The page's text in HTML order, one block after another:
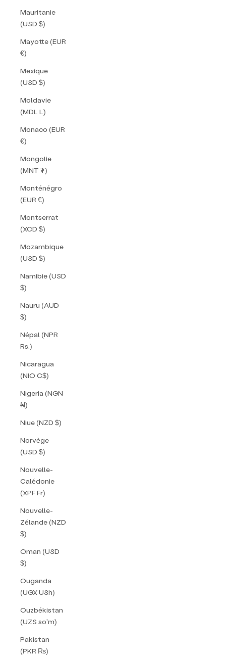
Mauritanie
(USD $)
Mayotte (EUR
€)
Mexique
(USD $)
Moldavie
(MDL L)
Monaco (EUR
€)
Mongolie
(MNT ₮)
Monténégro
(EUR €)
Montserrat
(XCD $)
Mozambique
(USD $)
Namibie (USD
$)
Nauru (AUD
$)
Népal (NPR
Rs.)
Nicaragua
(NIO C$)
Nigeria (NGN
₦)
Niue (NZD $)
Norvège
(USD $)
Nouvelle-
Calédonie
(XPF Fr)
Nouvelle-
Zélande (NZD
$)
Oman (USD
$)
Ouganda
(UGX USh)
Ouzbékistan
(UZS so'm)
Pakistan
(PKR ₨)